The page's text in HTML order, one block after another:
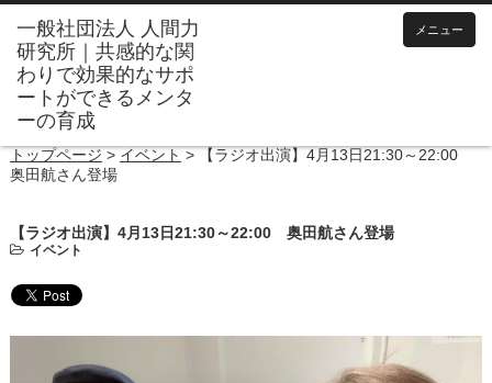
メニュー
トップページ > イベント >
【ラジオ出演】4月13日21:30～22:00
奥田航さん登場
【ラジオ出演】4月13日21:30～22:00 奥田航さん登場
イベント